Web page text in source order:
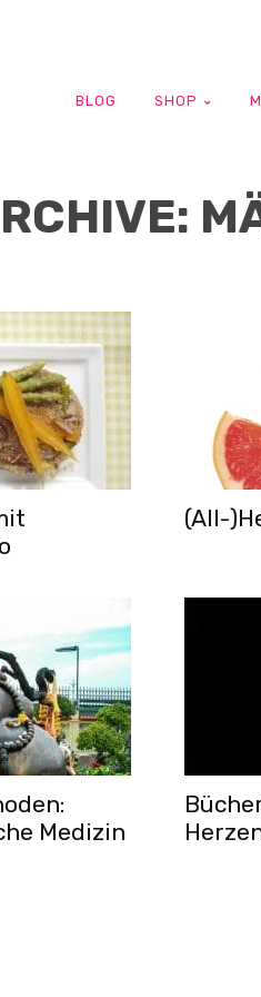
BLOG SHOP
(All-
Medizin